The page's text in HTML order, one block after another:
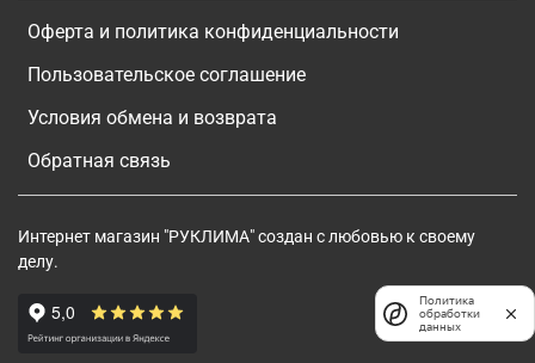
Оферта и политика конфиденциальности
Пользовательское соглашение
Условия обмена и возврата
Обратная связь
Интернет магазин "РУКЛИМА" создан с любовью к своему
делу.
Политика
обработки
данных